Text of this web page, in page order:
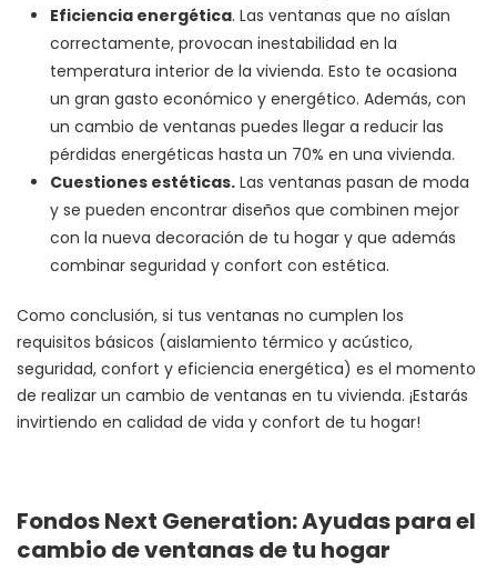
Eficiencia energética. Las ventanas que no aíslan
correctamente, provocan inestabilidad en la
temperatura interior de la vivienda. Esto te ocasiona
un gran gasto económico y energético. Además, con
un cambio de ventanas puedes llegar a reducir las
pérdidas energéticas hasta un 70% en una vivienda.
Cuestiones estéticas. Las ventanas pasan de moda
y se pueden encontrar diseños que combinen mejor
con la nueva decoración de tu hogar y que además
combinar seguridad y confort con estética.
Como conclusión, si tus ventanas no cumplen los
requisitos básicos (aislamiento térmico y acústico,
seguridad, confort y eficiencia energética) es el momento
de realizar un cambio de ventanas en tu vivienda. ¡Estarás
invirtiendo en calidad de vida y confort de tu hogar!
Fondos Next Generation: Ayudas para el
cambio de ventanas de tu hogar